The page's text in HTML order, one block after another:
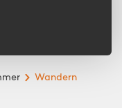
Wandern